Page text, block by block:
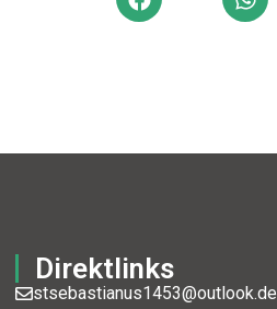
Direktlinks
stsebastianus1453@outlook.de